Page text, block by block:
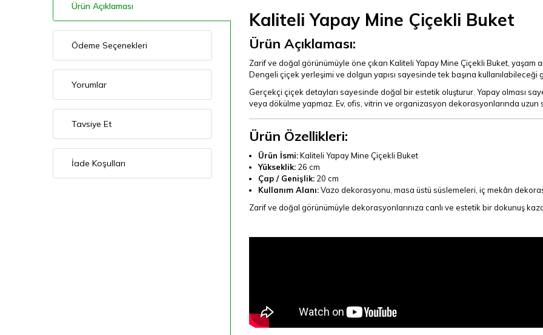
Ürün Açıklaması
Ödeme Seçenekleri
Yorumlar
Tavsiye Et
İade Koşulları
Kaliteli Yapay Mine Çiçekli Buket
Ürün Açıklaması:
Zarif ve doğal görünümüyle öne çıkan Kaliteli Yapay Mine Çiçekli Buket, yaşam
Dengeli çiçek yerleşimi ve dolgun yapısı sayesinde tek başına
Gerçekçi çiçek detayları sayesinde doğal bir estetik oluşturur. Yapay olması
veya dökülme yapmaz. Ev, ofis, vitrin ve organizasyon dekorasyonlarında uzun
Ürün Özellikleri:
Ürün İsmi:Kaliteli Yapay Mine Çiçekli Buket
Yükseklik:26 cm
Çap / Genişlik:20 cm
Kullanım Alanı:Vazo dekorasyonu, masa üstü süslemeleri, iç mekân
Zarif ve doğal görünümüyle dekorasyonlarınıza canlı ve estetik bir dokunuş